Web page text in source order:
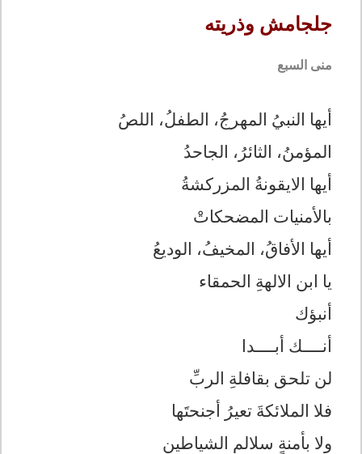
جلجامش وذريته
منى السبع
أيها النبيُ المهرجُ، الطفلُ، اللصُ
المؤمنُ، الثائرُ، الجاحدُ
أيها الايقونةُ المزركشةُ
بالأمنيات المضحكاتْ
أيها الأفاقُ، المخيفُ، الوديعُ
يا ابن الالهةِ الحمقاء
أنبؤك
أنــــك أبــــدا
لن تلحق بقافلةِ الربِّ
فلا الملائكةَ تعيرُ أجنحتَها
ولا بأمنةٍ سلالم الشياطين